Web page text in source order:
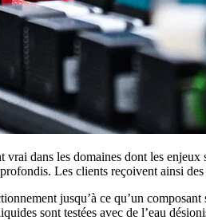
dans les domaines dont les
Les clients reçoivent ainsi
jusqu’à ce qu’un
sont testées avec de l’eau